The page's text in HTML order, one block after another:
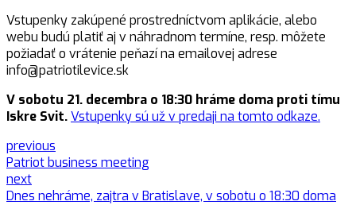
Vstupenky zakúpené prostredníctvom aplikácie, alebo
webu budú platiť aj v náhradnom termíne, resp. môžete
požiadať o vrátenie peňazí na emailovej adrese
info@patriotilevice.sk
V sobotu 21. decembra o 18:30 hráme doma proti tímu
Iskre Svit.Vstupenky sú už v predaji na tomto odkaze.
previous
Patriot business meeting
next
Dnes nehráme, zajtra v Bratislave, v sobotu o 18:30 doma